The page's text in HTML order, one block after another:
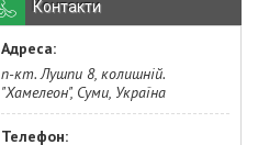
Контакти
п-кт. Лушпи 8, колишній.
"Хамелеон", Суми, Україна